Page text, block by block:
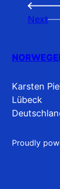
←
Next
Karsten
Lübeck
Proudly